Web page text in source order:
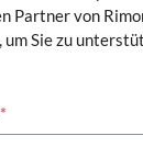
Partner von
um Sie zu
*